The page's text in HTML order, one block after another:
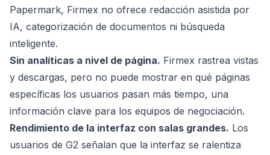
Papermark, Firmex no ofrece redacción asistida por
IA, categorización de documentos ni búsqueda
inteligente.
Sin analíticas a nivel de página. Firmex rastrea vistas
y descargas, pero no puede mostrar en qué páginas
específicas los usuarios pasan más tiempo, una
información clave para los equipos de negociación.
Rendimiento de la interfaz con salas grandes. Los
usuarios de G2 señalan que la interfaz se ralentiza